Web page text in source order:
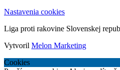
Nastavenia cookies
Liga proti rakovine Slovenskej
Vytvoril Melon Marketing
Cookies